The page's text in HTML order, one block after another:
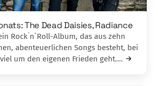
The Dead Daisies, Radiance
Rock ́n`Roll-Album, das aus zehn
abenteuerlichen Songs besteht, bei
um den eigenen Frieden geht.…